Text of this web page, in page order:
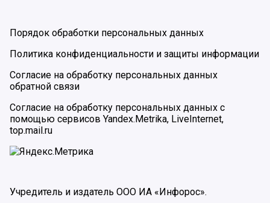
Порядок обработки персональных данных
Политика конфиденциальности и защиты информации
Согласие на обработку персональных данных
обратной связи
Согласие на обработку персональных данных с
помощью сервисов Yandex.Metrika, LiveInternet,
top.mail.ru
Учредитель и издатель ООО ИА «Инфорос».